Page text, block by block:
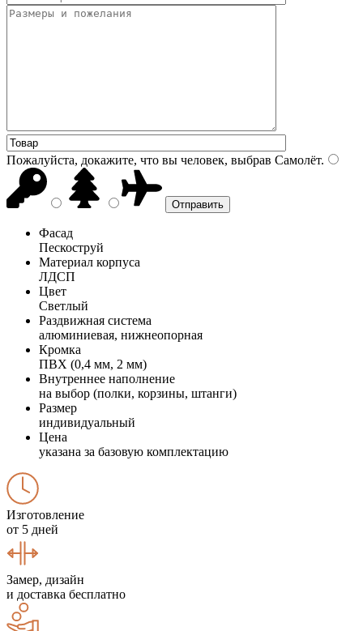
Пожалуйста, докажите, что вы человек, выбрав Самолёт.
Фасад
Пескоструй
Материал корпуса
ЛДСП
Цвет
Светлый
Раздвижная система
алюминиевая, нижнеопорная
Кромка
ПВХ (0,4 мм, 2 мм)
Внутреннее наполнение
на выбор (полки, корзины, штанги)
Размер
индивидуальный
Цена
указана за базовую комплектацию
Изготовление
от 5 дней
Замер, дизайн
и доставка бесплатно